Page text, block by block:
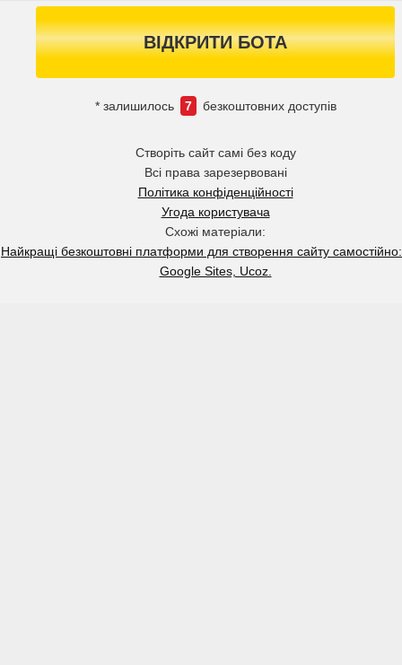
ВІДКРИТИ БОТА
* залишилось 7 безкоштовних доступів
Створіть сайт самі без коду
Всі права зарезервовані
Політика конфіденційності
Угода користувача
Схожі матеріали:
Найкращі безкоштовні платформи для створення сайту
Google Sites, Ucoz.